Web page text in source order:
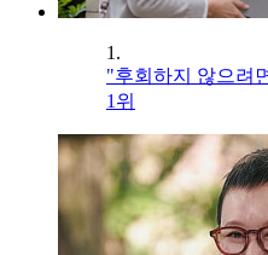
1.
"후회하지 않으려
1위